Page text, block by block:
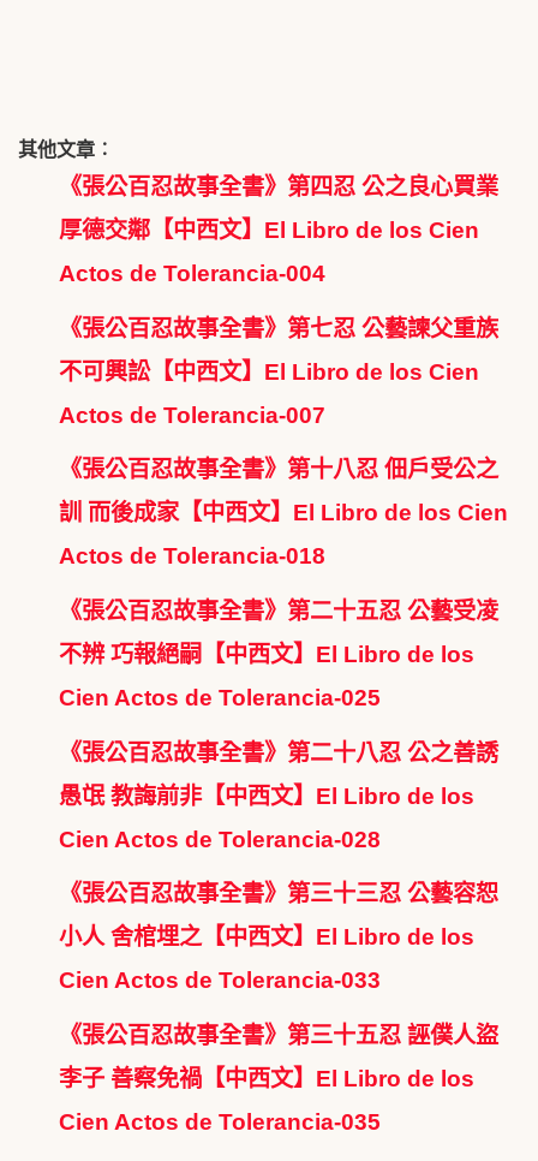
其他文章︰
《張公百忍故事全書》第四忍 公之良心買業
厚德交鄰【中西文】El Libro de los Cien
Actos de Tolerancia-004
《張公百忍故事全書》第七忍 公藝諫父重族
不可興訟【中西文】El Libro de los Cien
Actos de Tolerancia-007
《張公百忍故事全書》第十八忍 佃戶受公之
訓 而後成家【中西文】El Libro de los Cien
Actos de Tolerancia-018
《張公百忍故事全書》第二十五忍 公藝受凌
不辨 巧報絕嗣【中西文】El Libro de los
Cien Actos de Tolerancia-025
《張公百忍故事全書》第二十八忍 公之善誘
愚氓 教誨前非【中西文】El Libro de los
Cien Actos de Tolerancia-028
《張公百忍故事全書》第三十三忍 公藝容恕
小人 舍棺埋之【中西文】El Libro de los
Cien Actos de Tolerancia-033
《張公百忍故事全書》第三十五忍 誣僕人盜
李子 善察免禍【中西文】El Libro de los
Cien Actos de Tolerancia-035